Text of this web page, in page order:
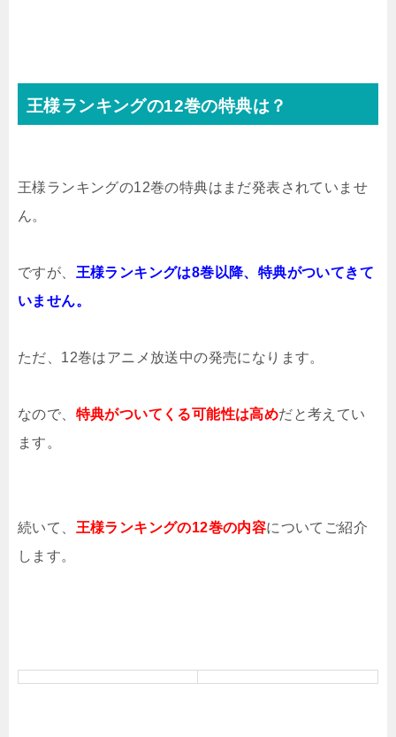
王様ランキングの12巻の特典は？
王様ランキングの12巻の特典はまだ発表されていませ
ん。
ですが、 王様ランキングは8巻以降、特典がついてきて
いません。
ただ、12巻はアニメ放送中の発売になります。
なので、 特典がついてくる可能性は高めだと考えてい
ます。
続いて、 王様ランキングの12巻の内容についてご紹介
します。